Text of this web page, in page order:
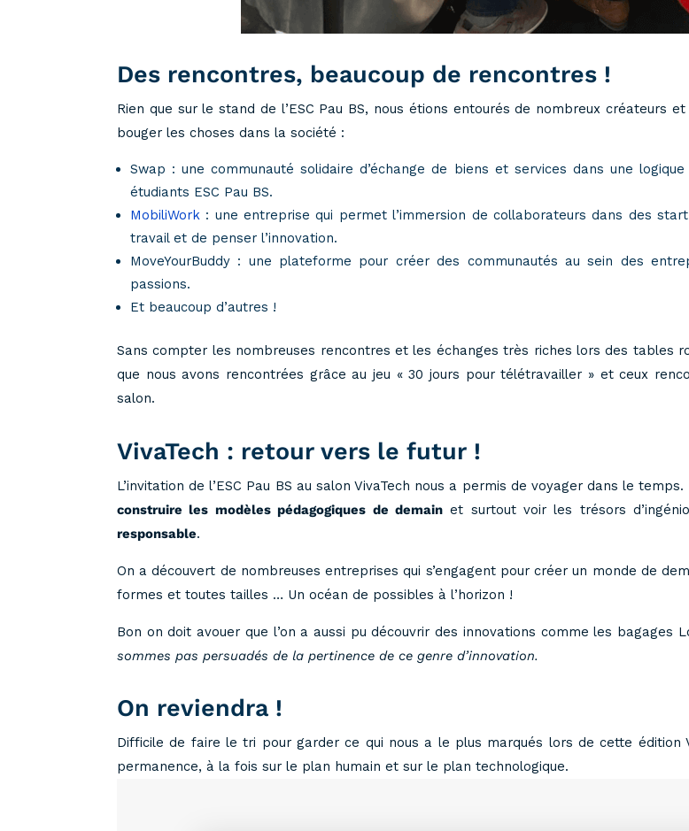
Des rencontres, beaucoup de rencontres !
Rien que sur le stand de l’ESC Pau BS, nous étions entourés de nombreux créateurs
bouger les choses dans la société :
Swap : une communauté solidaire d’échange de biens et services dans une
étudiants ESC Pau BS.
MobiliWork: une entreprise qui permet l’immersion de collaborateurs dans des
travail et de penser l’innovation.
MoveYourBuddy : une plateforme pour créer des communautés au sein des
passions.
Et beaucoup d’autres !
Sans compter les nombreuses rencontres et les échanges très riches lors des tables
que nous avons rencontrées grâce au jeu « 30 jours pour télétravailler » et ceux
salon.
VivaTech : retour vers le futur !
L’invitation de l’ESC Pau BS au salon VivaTech nous a permis de voyager dans le
construire les modèles pédagogiques de demainet surtout voir les trésors
responsable.
On a découvert de nombreuses entreprises qui s’engagent pour créer un monde de
formes et toutes tailles … Un océan de possibles à l’horizon !
Bon on doit avouer que l’on a aussi pu découvrir des innovations comme les bagages
sommes pas persuadés de la pertinence de ce genre d’innovation.
On reviendra !
Difficile de faire le tri pour garder ce qui nous a le plus marqués lors de cette édition
permanence, à la fois sur le plan humain et sur le plan technologique.